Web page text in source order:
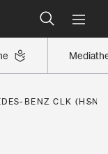
BENZ CLK